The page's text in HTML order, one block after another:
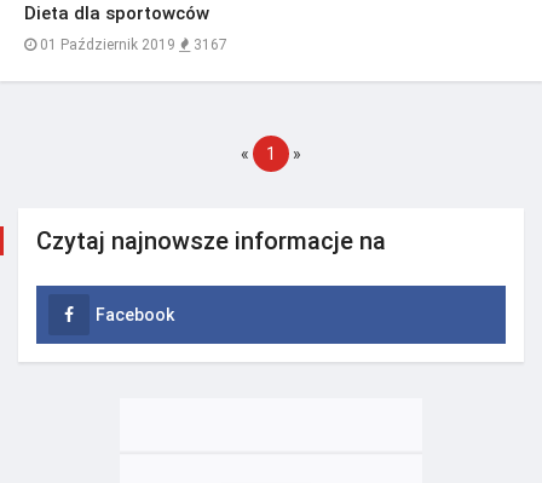
Dieta dla sportowców
01 Październik 2019 3167
« 1 »
Czytaj najnowsze informacje na
Facebook